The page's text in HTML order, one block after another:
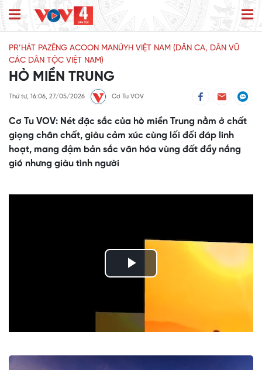
PR’HÁT PAZÊNG ACOON MANÚYH VIỆT NAM (DÂN CA, DÂN VŨ
CÁC DÂN TỘC VIỆT NAM)
HÒ MIỀN TRUNG
Thứ tư, 16:06, 27/05/2026 Cơ Tu VOV
Cơ Tu VOV: Nét đặc sắc của hò miền Trung nằm ở chất
giọng chân chất, giàu cảm xúc cùng lối đối đáp linh
hoạt, mang đậm bản sắc văn hóa vùng đất đầy nắng
gió nhưng giàu tình người
Play